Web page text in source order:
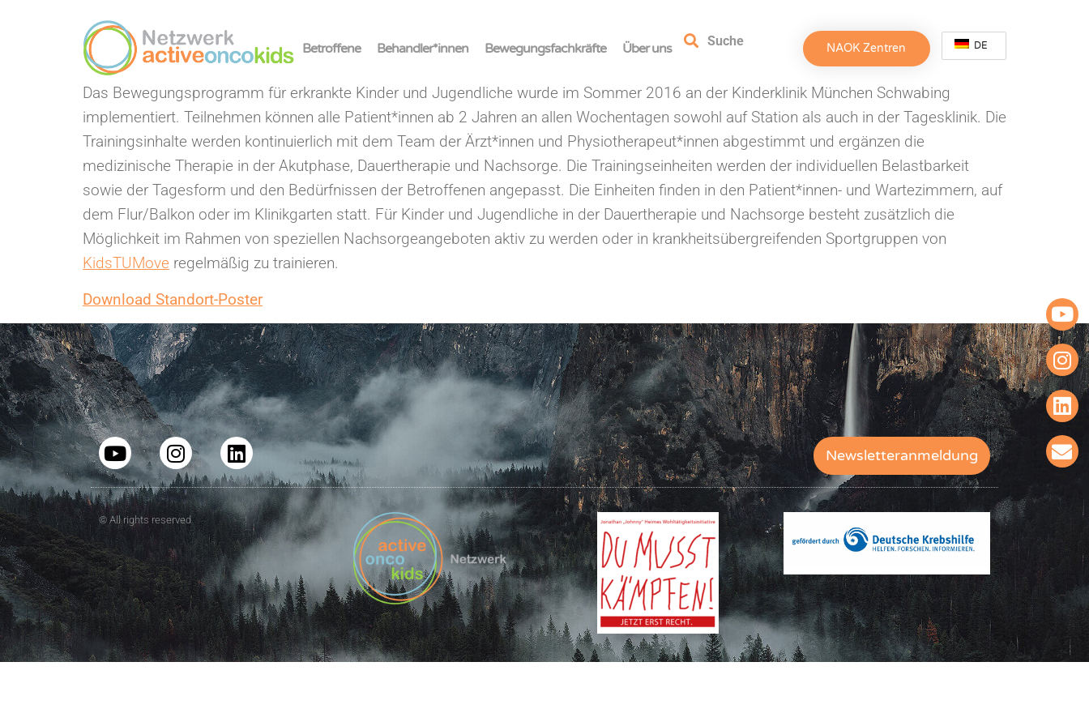
Betroffene Behandler*innen Bewegungsfachkräfte Über uns Suche NAOK Zentren DE
Das Bewegungsprogramm für erkrankte Kinder und Jugendliche wurde im Sommer 2016 an der Kinderklinik München Schwabing
implementiert. Teilnehmen können alle Patient*innen ab 2 Jahren an allen Wochentagen sowohl auf Station als auch in der Tagesklinik. Die
Trainingsinhalte werden kontinuierlich mit dem Team der Ärzt*innen und Physiotherapeut*innen abgestimmt und ergänzen die
medizinische Therapie in der Akutphase, Dauertherapie und Nachsorge. Die Trainingseinheiten werden der individuellen Belastbarkeit
sowie der Tagesform und den Bedürfnissen der Betroffenen angepasst. Die Einheiten finden in den Patient*innen- und Wartezimmern, auf
dem Flur/Balkon oder im Klinikgarten statt. Für Kinder und Jugendliche in der Dauertherapie und Nachsorge besteht zusätzlich die
Möglichkeit im Rahmen von speziellen Nachsorgeangeboten aktiv zu werden oder in krankheitsübergreifenden Sportgruppen von
KidsTUMove regelmäßig zu trainieren.
Download Standort-Poster
Newsletteranmeldung
© All rights reserved